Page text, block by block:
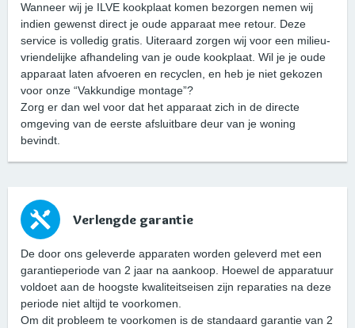
Wanneer wij je ILVE kookplaat komen bezorgen nemen wij
indien gewenst direct je oude apparaat mee retour. Deze
service is volledig gratis. Uiteraard zorgen wij voor een milieu-
vriendelijke afhandeling van je oude kookplaat. Wil je je oude
apparaat laten afvoeren en recyclen, en heb je niet gekozen
voor onze “Vakkundige montage”?
Zorg er dan wel voor dat het apparaat zich in de directe
omgeving van de eerste afsluitbare deur van je woning
bevindt.
Verlengde garantie
De door ons geleverde apparaten worden geleverd met een
garantieperiode van 2 jaar na aankoop. Hoewel de apparatuur
voldoet aan de hoogste kwaliteitseisen zijn reparaties na deze
periode niet altijd te voorkomen.
Om dit probleem te voorkomen is de standaard garantie van 2